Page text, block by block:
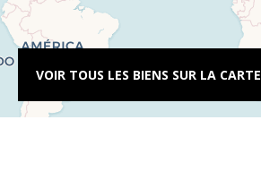
VOIR TOUS LES BIENS SUR LA CARTE